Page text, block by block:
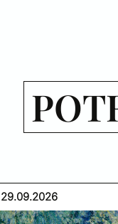
29.09.2026